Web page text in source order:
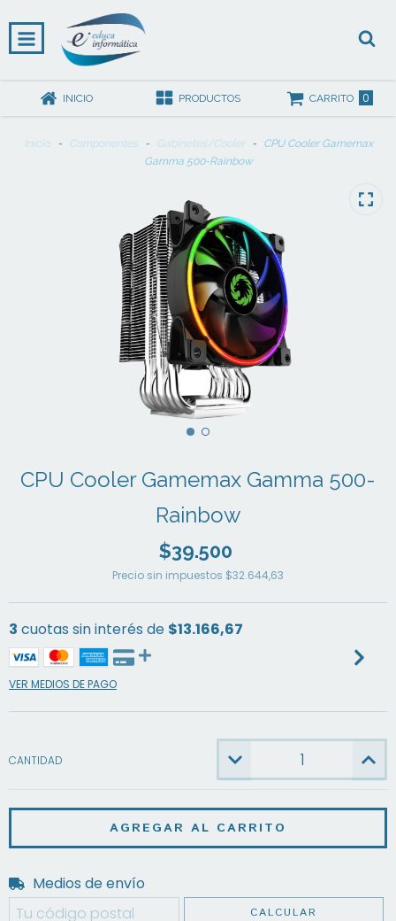
INICIO PRODUCTOS CARRITO 0
Inicio - Componentes - Gabinetes/Cooler -
CPU Cooler Gamemax
Gamma 500-Rainbow
CPU Cooler Gamemax Gamma 500-
Rainbow
$39.500
Precio sin impuestos $32.644,63
3 cuotas sin interés de $13.166,67
VER MEDIOS DE PAGO
CANTIDAD
Entregas para el CP:
Medios de envío
CALCULAR